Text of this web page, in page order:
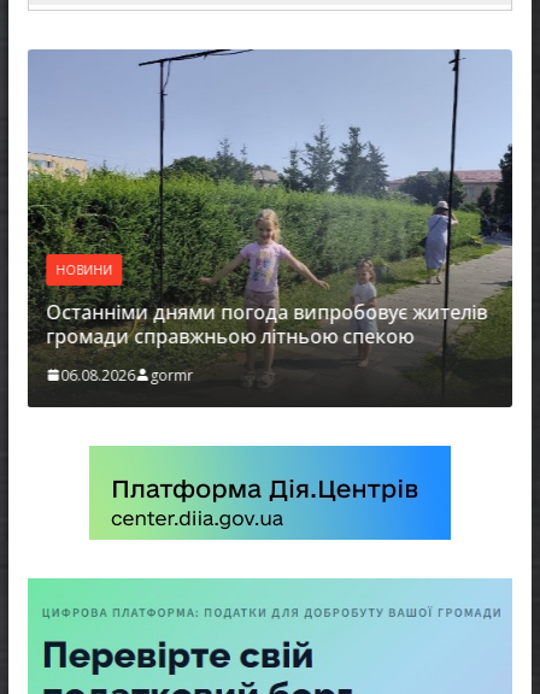
НОВИНИ
Останніми днями погода випробовує жителів
громади справжньою літньою спекою
06.08.2026 gormr